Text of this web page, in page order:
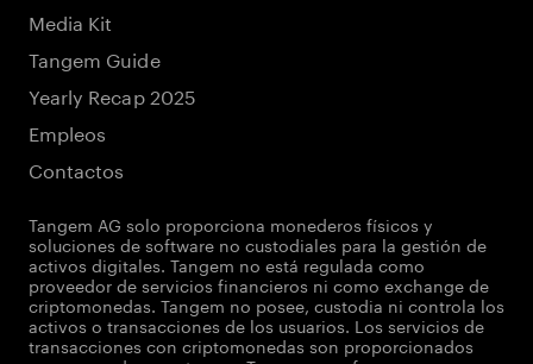
Media Kit
Tangem Guide
Yearly Recap 2025
Empleos
Contactos
Tangem AG solo proporciona monederos físicos y
soluciones de software no custodiales para la gestión de
activos digitales. Tangem no está regulada como
proveedor de servicios financieros ni como exchange de
criptomonedas. Tangem no posee, custodia ni controla los
activos o transacciones de los usuarios. Los servicios de
transacciones con criptomonedas son proporcionados